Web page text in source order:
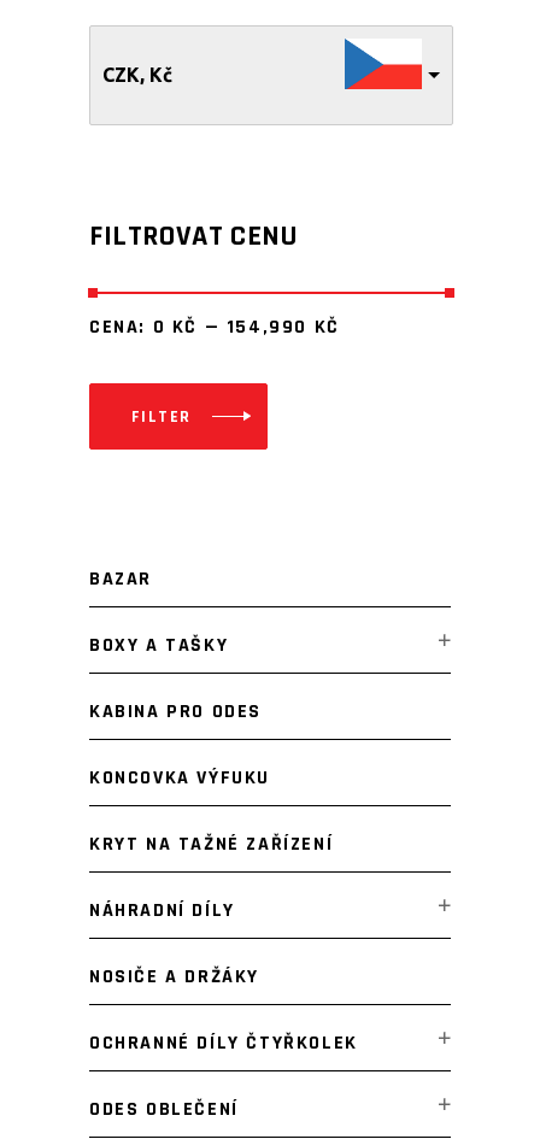
CZK, Kč
FILTROVAT CENU
FILTER
CENA: 0 KČ — 154,990 KČ
BAZAR
BOXY A TAŠKY
KABINA PRO ODES
KONCOVKA VÝFUKU
KRYT NA TAŽNÉ ZAŘÍZENÍ
NÁHRADNÍ DÍLY
NOSIČE A DRŽÁKY
OCHRANNÉ DÍLY ČTYŘKOLEK
ODES OBLEČENÍ